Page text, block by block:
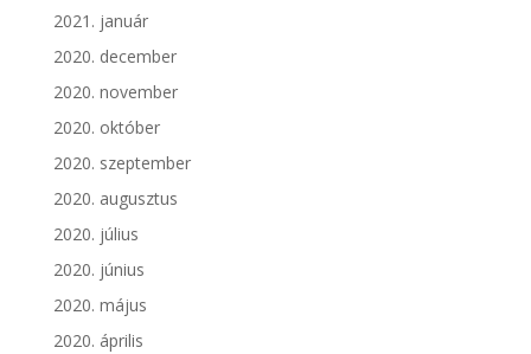
2021. január
2020. december
2020. november
2020. október
2020. szeptember
2020. augusztus
2020. július
2020. június
2020. május
2020. április